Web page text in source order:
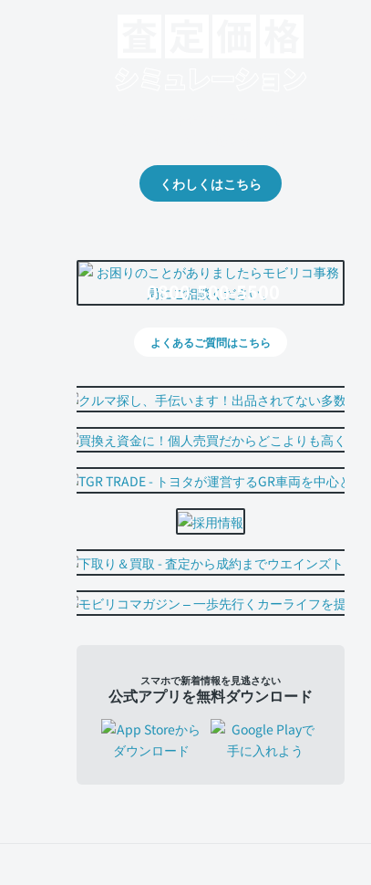
くわしくはこちら
0800-500-5500
よくあるご質問はこちら
スマホで新着情報を見逃さない
公式アプリを無料ダウンロード